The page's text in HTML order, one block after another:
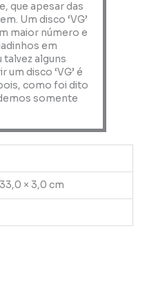
que apesar das
Um disco ‘VG’
maior número e
em
alguns
um disco ‘VG’ é
como foi dito
somente
× 3,0 cm